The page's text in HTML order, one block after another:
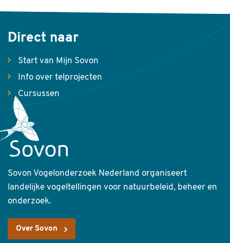
Direct naar
Start van Mijn Sovon
Info over telprojecten
Cursussen
Sovon Vogelonderzoek Nederland organiseert
landelijke vogeltellingen voor natuurbeleid, beheer en
onderzoek.
Over Sovon